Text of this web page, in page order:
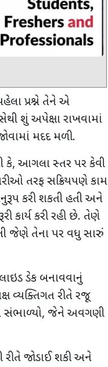
પ્રશ્ને તેને એ
શું અપેક્ષા રાખવામાં
મદદ મળી.
કે, આગલા સ્તર પર કેવી
તરફ સક્રિયપણે કામ
કરી શકતી હતી અને
કાર્ય કરી રહી છે. તેણે
જેણે તેના પર વધુ સારું
ડેક બનાવવાનું
વ્યક્તિગત રીતે રજૂ
સંભાળ્યો, જેને અવગણી
રીતે જોડાઈ શકી અને